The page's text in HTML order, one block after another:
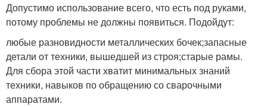
Допустимо использование всего, что есть под руками,
потому проблемы не должны появиться. Подойдут:
любые разновидности металлических бочек;запасные
детали от техники, вышедшей из строя;старые рамы.
Для сбора этой части хватит минимальных знаний
техники, навыков по обращению со сварочными
аппаратами.